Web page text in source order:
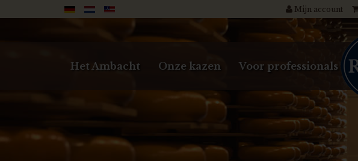
Mijn account
Het Ambacht Onze kazen Voor professionals